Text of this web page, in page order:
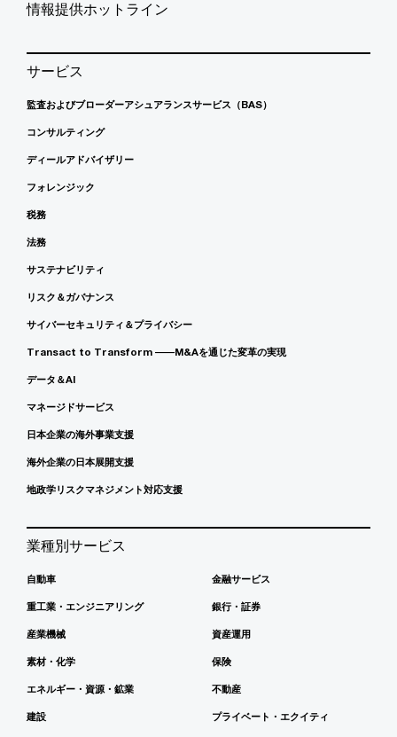
情報提供ホットライン
サービス
監査およびブローダーアシュアランスサービス（BAS）
コンサルティング
ディールアドバイザリー
フォレンジック
税務
法務
サステナビリティ
リスク＆ガバナンス
サイバーセキュリティ＆プライバシー
Transact to Transform ――M&Aを通じた変革の実現
データ＆AI
マネージドサービス
日本企業の海外事業支援
海外企業の日本展開支援
地政学リスクマネジメント対応支援
業種別サービス
自動車
重工業・エンジニアリング
産業機械
素材・化学
エネルギー・資源・鉱業
建設
金融サービス
銀行・証券
資産運用
保険
不動産
プライベート・エクイティ